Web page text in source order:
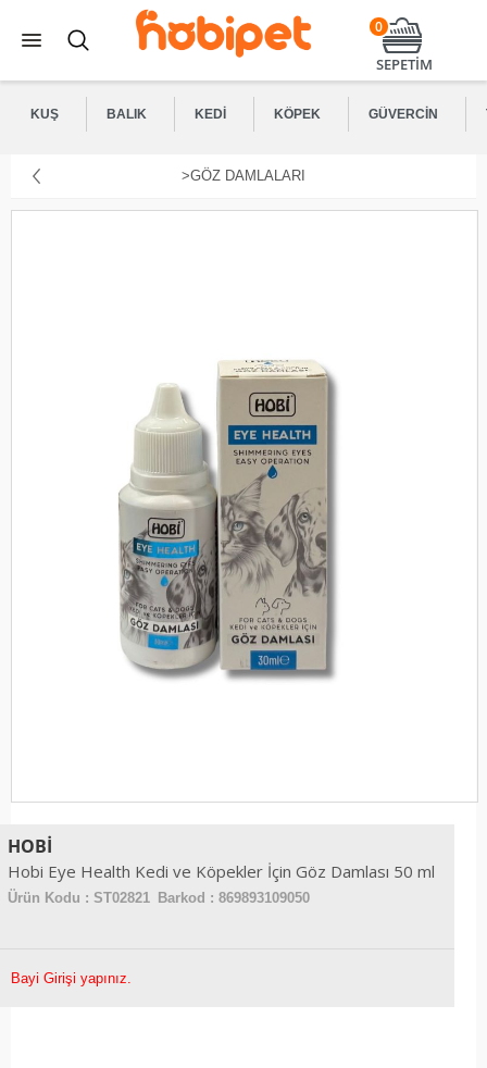
0
SEPETİM
KUŞ BALIK KEDI KÖPEK GÜVERCIN
>GÖZ DAMLALARI
HOBI
Hobi Eye Health Kedi ve Köpekler İçin Göz Damlası 50 ml
Ürün Kodu : ST02821 Barkod : 869893109050
Bayi Girişi yapınız.